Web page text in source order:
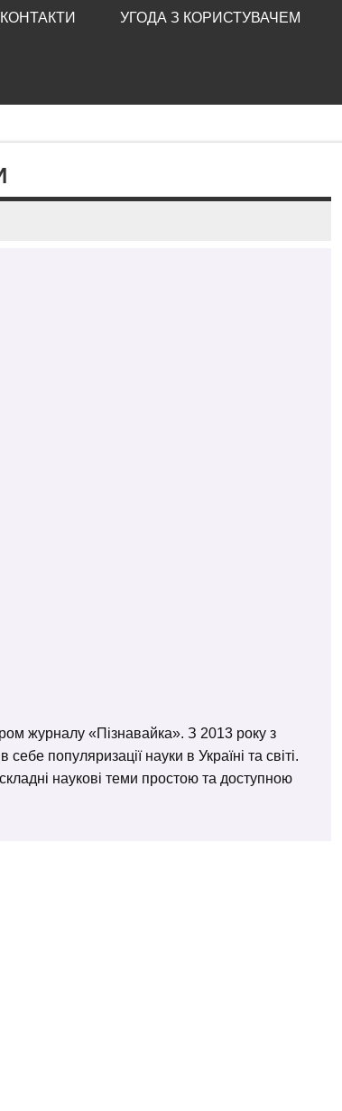
КОНТАКТИ УГОДА З КОРИСТУВАЧЕМ
журналу «Пізнавайка». З 2013 року з
популяризації науки в Україні та світі.
наукові теми простою та доступною